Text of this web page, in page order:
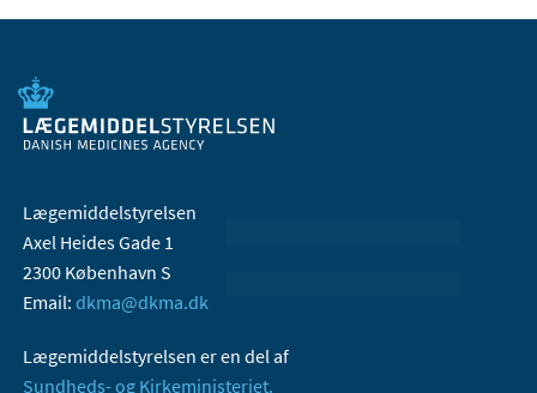
Lægemiddelstyrelsen
Axel Heides Gade 1
2300 København S
Email: dkma@dkma.dk
Lægemiddelstyrelsen er en del af
Sundheds- og Kirkeministeriet.